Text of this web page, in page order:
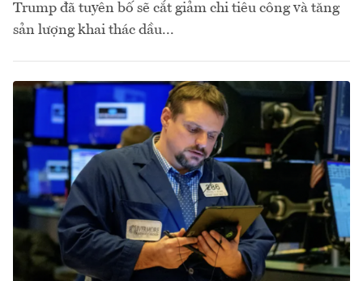
Trump đã tuyên bố sẽ cắt giảm chi tiêu công và tăng
sản lượng khai thác dầu...